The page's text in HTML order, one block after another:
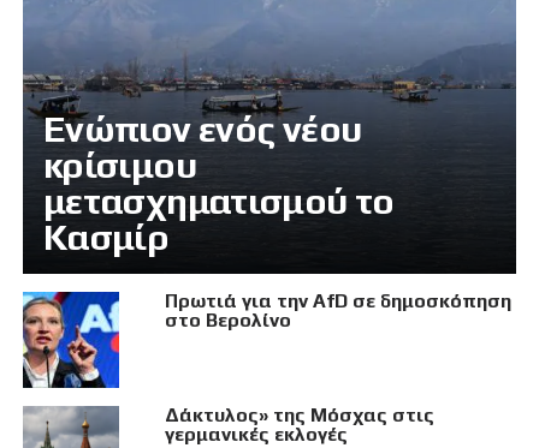
Eνώπιον ενός νέου
κρίσιμου
μετασχηματισμού το
Κασμίρ
Πρωτιά για την AfD σε δημοσκόπηση
στο Βερολίνο
Δάκτυλος» της Μόσχας στις
γερμανικές εκλογές